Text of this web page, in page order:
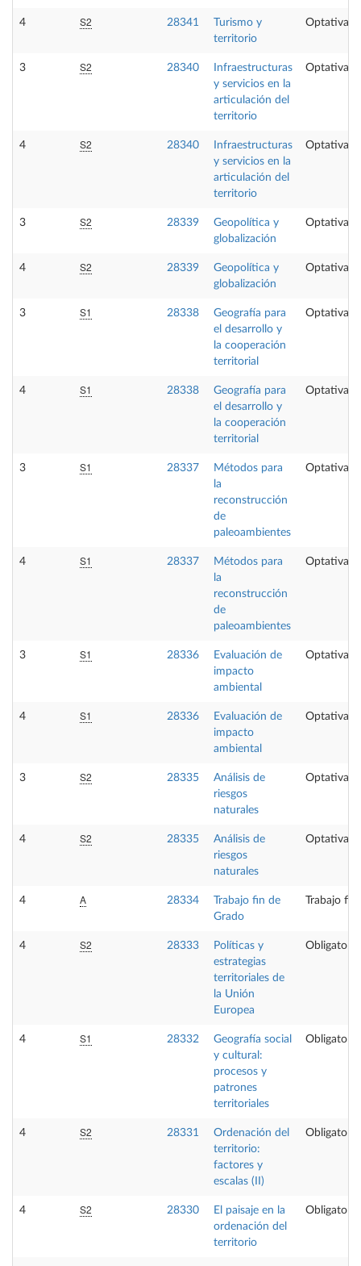
4 S2 28341
Turismo y
territorio
Optativa
3 S2 28340
Infraestructuras
y servicios en la
articulación del
territorio
Optativa
4 S2 28340
Infraestructuras
y servicios en la
articulación del
territorio
Optativa
3 S2 28339
Geopolítica y
globalización
Optativa
4 S2 28339
Geopolítica y
globalización
Optativa
3 S1 28338
Geografía para
el desarrollo y
la cooperación
territorial
Optativa
4 S1 28338
Geografía para
el desarrollo y
la cooperación
territorial
Optativa
3 S1 28337
Métodos para
la
reconstrucción
de
paleoambientes
Optativa
4 S1 28337
Métodos para
la
reconstrucción
de
paleoambientes
Optativa
3 S1 28336
Evaluación de
impacto
ambiental
Optativa
4 S1 28336
Evaluación de
impacto
ambiental
Optativa
3 S2 28335
Análisis de
riesgos
naturales
Optativa
4 S2 28335
Análisis de
riesgos
naturales
Optativa
4 A 28334
Trabajo fin de
Grado
Trabajo
4 S2 28333
Políticas y
estrategias
territoriales de
la Unión
Europea
Obligatoria
4 S1 28332
Geografía social
y cultural:
procesos y
patrones
territoriales
Obligatoria
4 S2 28331
Ordenación del
territorio:
factores y
escalas (II)
Obligatoria
4 S2 28330
El paisaje en la
ordenación del
territorio
Obligatoria